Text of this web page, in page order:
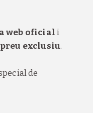
web oficiali
preu exclusiu.
de